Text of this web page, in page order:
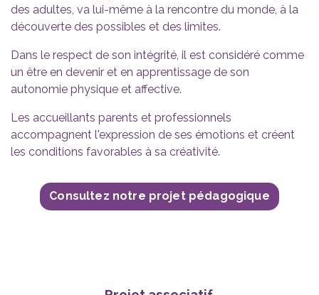
des adultes, va lui-même à la rencontre du monde, à la
découverte des possibles et des limites.
Dans le respect de son intégrité, il est considéré comme
un être en devenir et en apprentissage de son
autonomie physique et affective.
Les accueillants parents et professionnels
accompagnent l'expression de ses émotions et créent
les conditions favorables à sa créativité.
Consultez notre projet pédagogique